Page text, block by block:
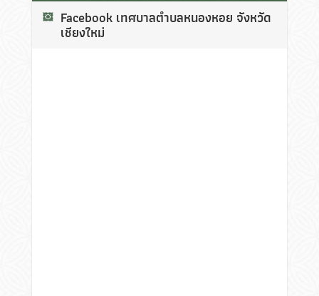
Facebook เทศบาลตำบลหนองหอย จังหวัด
เชียงใหม่